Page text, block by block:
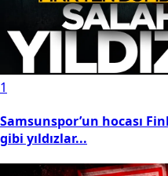
1
Samsunspor’un hocası
gibi yıldızlar...